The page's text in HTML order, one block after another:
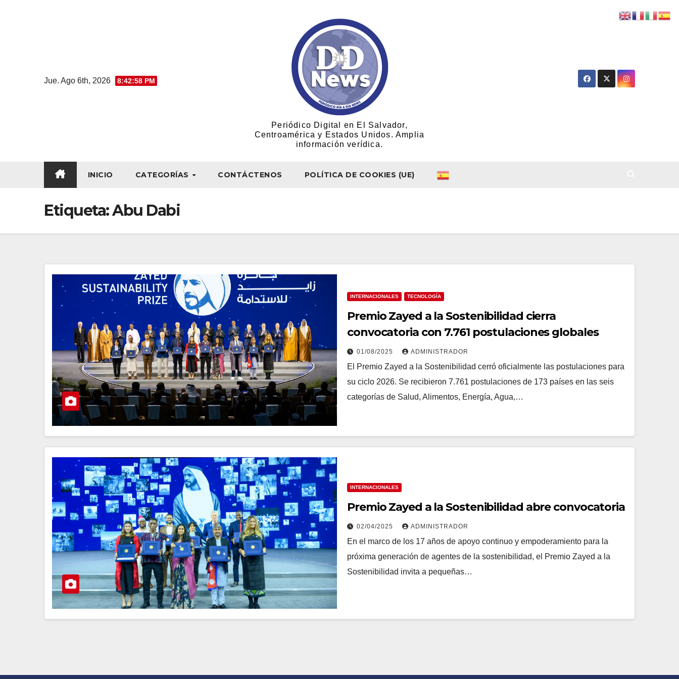
Jue. Ago 6th, 2026 8:42:59 PM
Periódico Digital en El Salvador,
Centroamérica y Estados Unidos. Amplia
información verídica.
INICIO CATEGORÍAS CONTÁCTENOS POLÍTICA DE COOKIES (UE)
Etiqueta:Abu Dabi
INTERNACIONALES TECNOLOGÍA
Premio Zayed a la Sostenibilidad cierra
convocatoria con 7.761 postulaciones globales
01/08/2025 ADMINISTRADOR
El Premio Zayed a la Sostenibilidad cerró oficialmente las postulaciones para
su ciclo 2026. Se recibieron 7.761 postulaciones de 173 países en las seis
categorías de Salud, Alimentos, Energía, Agua,…
INTERNACIONALES
Premio Zayed a la Sostenibilidad abre convocatoria
02/04/2025 ADMINISTRADOR
En el marco de los 17 años de apoyo continuo y empoderamiento para la
próxima generación de agentes de la sostenibilidad, el Premio Zayed a la
Sostenibilidad invita a pequeñas…